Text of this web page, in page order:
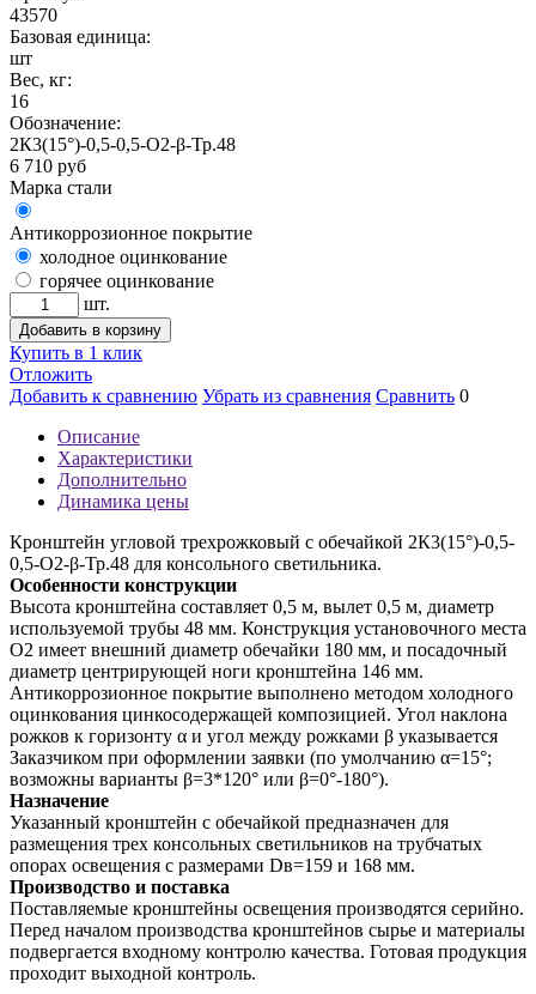
43570
Базовая единица:
шт
Вес, кг:
16
Обозначение:
2К3(15°)-0,5-0,5-О2-β-Тр.48
6 710 руб
Марка стали
Антикоррозионное покрытие
холодное оцинкование
горячее оцинкование
шт.
Добавить в корзину
Купить в 1 клик
Отложить
Добавить к сравнению Убрать из сравнения Сравнить 0
Описание
Характеристики
Дополнительно
Динамика цены
Кронштейн угловой трехрожковый с обечайкой 2К3(15°)-0,5-
0,5-О2-β-Тр.48 для консольного светильника.
Особенности конструкции
Высота кронштейна составляет 0,5 м, вылет 0,5 м, диаметр
используемой трубы 48 мм. Конструкция установочного места
О2 имеет внешний диаметр обечайки 180 мм, и посадочный
диаметр центрирующей ноги кронштейна 146 мм.
Антикоррозионное покрытие выполнено методом холодного
оцинкования цинкосодержащей композицией. Угол наклона
рожков к горизонту α и угол между рожками β указывается
Заказчиком при оформлении заявки (по умолчанию α=15°;
возможны варианты β=3*120° или β=0°-180°).
Назначение
Указанный кронштейн с обечайкой предназначен для
размещения трех консольных светильников на трубчатых
опорах освещения с размерами Dв=159 и 168 мм.
Производство и поставка
Поставляемые кронштейны освещения производятся серийно.
Перед началом производства кронштейнов сырье и материалы
подвергается входному контролю качества. Готовая продукция
проходит выходной контроль.